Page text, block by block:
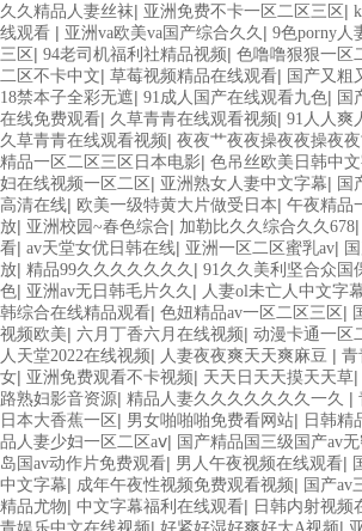
久久精品人妻丝袜| 亚洲免费不卡一区二区三区 |
线观看 | 亚洲va欧美va国产综合久久 | 9色porny人
三区 | 94老司机福利社精品视频| 色噜噜狠狠一区
二区不卡中文| 草莓视频精品在线观看| 国产又粗
18禁本子全彩无遮| 91成人国产在线观看九色| 国
在线免费观看| 久草青青在线观看视频| 91人人爽
久草青青在线观看视频| 夜夜艹夜夜操夜夜操夜
精品一区二区三区日本电影| 色吊丝欧美日韩中
妇在线视频一区二区 | 亚洲熟女人妻中文字幕| 国
高清在线| 欧美一级特黄大片做受日本| 午夜精品
放| 亚洲校园~春色综合| 加勒比久久综合久久678|
看| av天堂女优日韩在线| 亚洲一区二区蜜乳av|
放| 精品99久久久久久久久 | 91久久美利坚合众国
色| 亚洲av无日韩毛片久久 | 人妻ol未亡人中文字
韩综合在线精品观看| 色妞精品av一区二区三区 |
视频欧美| 六月丁香六月在线视频| 动漫卡通一区
人天堂2022在线视频| 人妻夜夜爽天天爽麻豆 | 青
女| 亚洲免费观看不卡视频| 天天日天天摸天天草|
路熟妇影音资源| 精品人妻久久久久久久久一久 |
日本大香蕉一区 | 男女啪啪啪免费看网站| 日韩精
品人妻少妇一区二区aⅴ| 国产精品国三级国产av
岛国av动作片免费观看| 男人午夜视频在线观看|
中文字幕| 成年午夜性视频免费观看视频| 国产av
精品尤物| 中文字幕福利在线观看| 日韩内射视频